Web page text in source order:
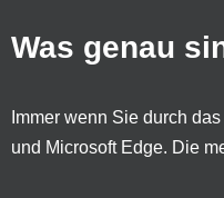
Was genau
Immer wenn Sie durch
und Microsoft Edge. Die